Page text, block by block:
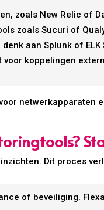
zoals New Relic of
zoals Sucuri of
aan Splunk of ELK
voor koppelingen
netwerkapparaten
Dit proces
of beveiliging.